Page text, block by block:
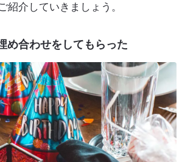
紹介していきましょう。
め合わせをしてもらった